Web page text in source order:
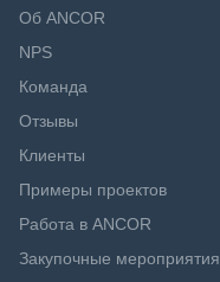
Об ANCOR
NPS
Команда
Отзывы
Клиенты
Примеры проектов
Работа в ANCOR
Закупочные мероприятия